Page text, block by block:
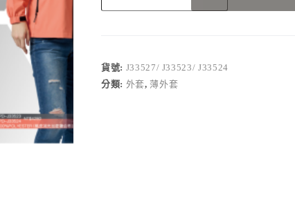
貨號: J33527/ J33523/ J33524
分類: 外套, 薄外套